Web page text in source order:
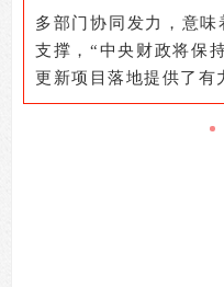
多部门协同发力，意
支撑，“中央财政将保
更新项目落地提供了有